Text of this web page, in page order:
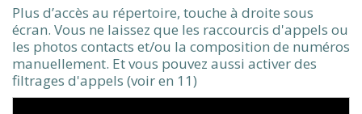
Plus d’accès au répertoire, touche à droite sous
écran. Vous ne laissez que les raccourcis d'appels ou
les photos contacts et/ou la composition de numéros
manuellement. Et vous pouvez aussi activer des
filtrages d'appels (voir en 11)